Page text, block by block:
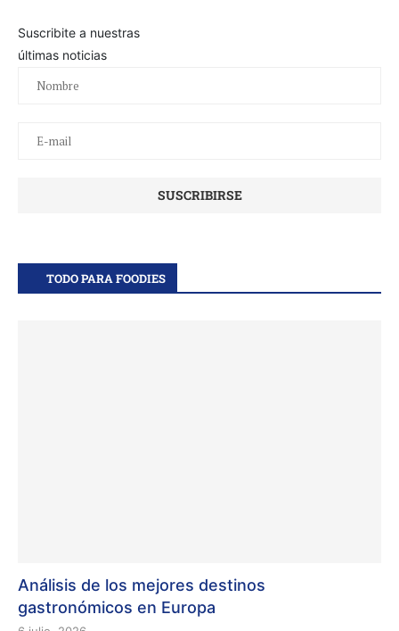
Suscribite a nuestras
últimas noticias
TODO PARA FOODIES
Análisis de los mejores destinos
gastronómicos en Europa